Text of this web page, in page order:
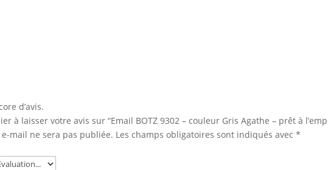
d’avis.
à laisser votre avis sur “Email BOTZ 9302 – couleur Gris Agathe – prêt à
mail ne sera pas publiée. Les champs obligatoires sont indiqués avec*